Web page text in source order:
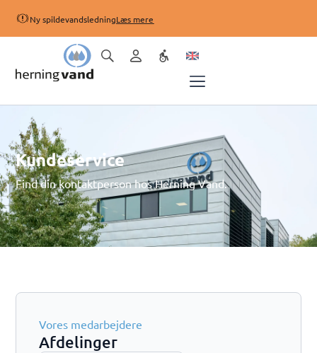
Ny spildevandsledningLæs mere
Kundeservice
Find din kontaktperson hos Herning Vand.
Vores medarbejdere
Afdelinger